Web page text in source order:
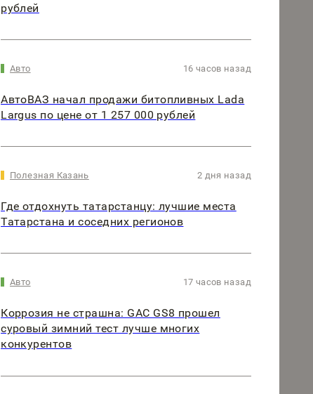
рублей
Авто 16 часов назад
АвтоВАЗ начал продажи битопливных Lada
Largus по цене от 1 257 000 рублей
Полезная Казань 2 дня назад
Где отдохнуть татарстанцу: лучшие места
Татарстана и соседних регионов
Авто 17 часов назад
Коррозия не страшна: GAC GS8 прошел
суровый зимний тест лучше многих
конкурентов